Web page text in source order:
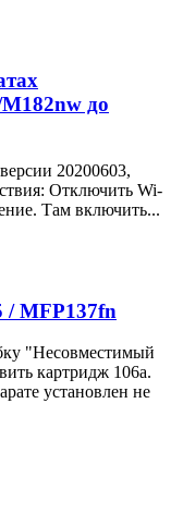
до
20200603,
Отключить Wi-
Там включить...
/ MFP137fn
"Несовместимый
картридж 106a.
установлен не